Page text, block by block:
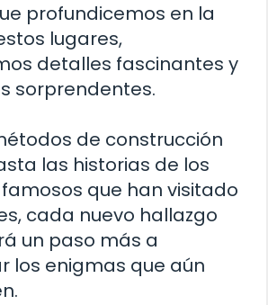
profundicemos en la
lugares,
detalles fascinantes y
sorprendentes.
de construcción
las historias de los
que han visitado
cada nuevo hallazgo
un paso más a
los enigmas que aún